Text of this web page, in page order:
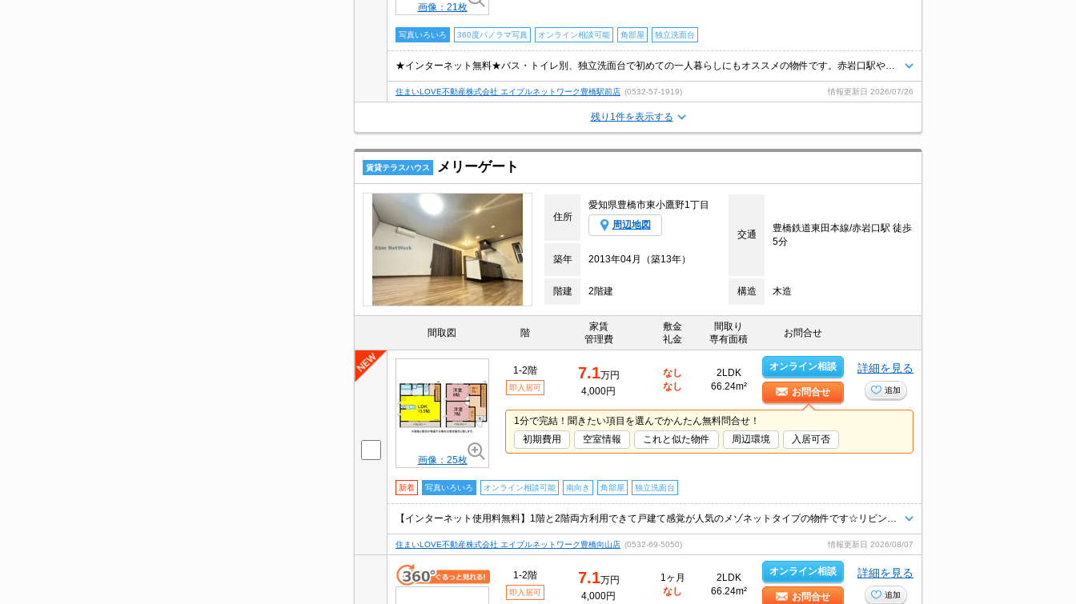
画像：21枚
写真いろいろ 360度パノラマ写真 オンライン相談可能 角部屋 独立洗面台
住まいLOVE不動産株式会社 エイブルネットワーク豊橋駅前店 (0532-57-1919) 情報更新日 2026/07/26
残り1件を表示する
賃貸テラスハウス メリーゲート
住所
愛知県豊橋市東小鷹野1丁目
周辺地図
交通
豊橋鉄道東田本線/赤岩口駅 徒歩
5分
築年
2013年04月（築13年）
階建 2階建 構造 木造
間取図 階
家賃
管理費
敷金
礼金
間取り
専有面積
お問合せ
画像：25枚
1-2階
即入居可
7.1万円
4,000円
なし
なし
2LDK
66.24m²
オンライン相談
お問合せ
詳細を見る
追加
1分で完結！聞きたい項目を選んでかんたん無料問合せ！
初期費用
空室情報 これと似た物件 周辺環境 入居可否
新着 写真いろいろ オンライン相談可能 南向き 角部屋 独立洗面台
住まいLOVE不動産株式会社 エイブルネットワーク豊橋向山店 (0532-69-5050) 情報更新日 2026/08/07
1-2階
即入居可
7.1万円
4,000円
1ヶ月
なし
2LDK
66.24m²
オンライン相談
お問合せ
詳細を見る
追加